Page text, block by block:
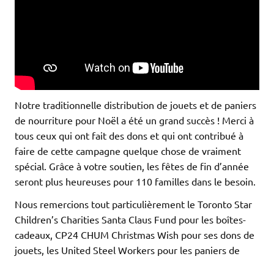
Notre traditionnelle distribution de jouets et de paniers
de nourriture pour Noël a été un grand succès ! Merci à
tous ceux qui ont fait des dons et qui ont contribué à
faire de cette campagne quelque chose de vraiment
spécial. Grâce à votre soutien, les fêtes de fin d’année
seront plus heureuses pour 110 familles dans le besoin.
Nous remercions tout particulièrement le Toronto Star
Children’s Charities Santa Claus Fund pour les boîtes-
cadeaux, CP24 CHUM Christmas Wish pour ses dons de
jouets, les United Steel Workers pour les paniers de